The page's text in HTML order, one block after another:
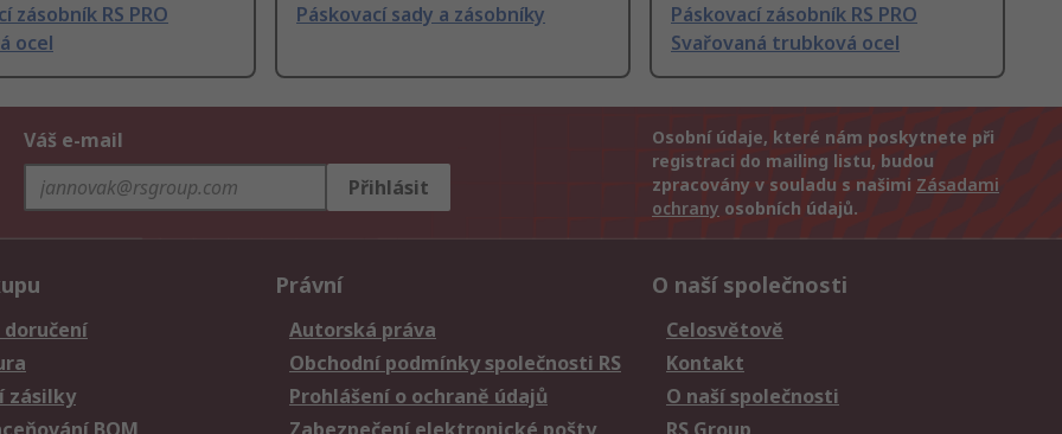
zásobník RS PRO
ocel
Páskovací sady a zásobníky
Páskovací zásobník RS PRO
Svařovaná trubková ocel
Váš e-mail
Přihlásit
Osobní údaje, které nám poskytnete při
registraci do mailing listu, budou
zpracovány v souladu s našimi Zásadami
ochrany osobních údajů.
zásilky
Právní
Autorská práva
Obchodní podmínky společnosti RS
Prohlášení o ochraně údajů
O naší společnosti
Celosvětově
Kontakt
O naší společnosti